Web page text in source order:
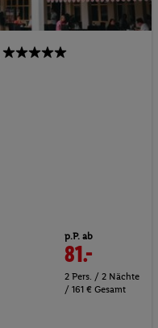
p.P. ab
81.-
2 Pers. / 2 Nächte
/ 161 € Gesamt